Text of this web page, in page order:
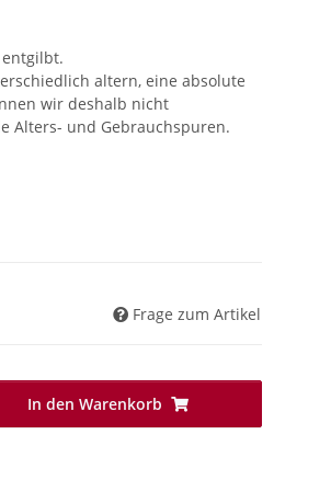
altern, eine absolute
wir deshalb nicht
Alters- und Gebrauchspuren.
Frage zum Artikel
In den Warenkorb